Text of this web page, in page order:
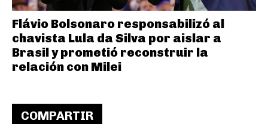
COMPARTIR
Flávio Bolsonaro responsabilizó al
chavista Lula da Silva por aislar a
Brasil y prometió reconstruir la
relación con Milei